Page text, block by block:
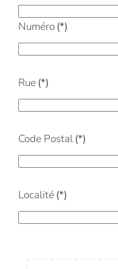
Numéro(*)
Rue(*)
Code Postal(*)
Localité(*)